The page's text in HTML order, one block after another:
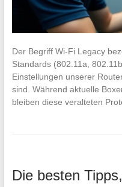
Der Begriff Wi-Fi Legacy
Standards (802.11a,
Einstellungen unserer
sind. Während aktuelle
bleiben diese veralteten
Die besten